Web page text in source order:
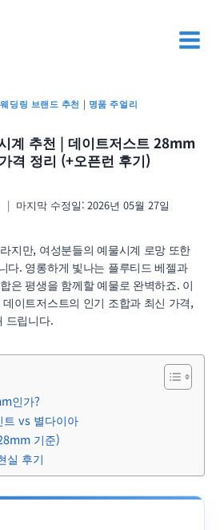
딩링 브랜드 추천 | 명품 주얼리
계 추천 | 데이트저스트 28mm
격 정리 (+오픈런 후기)
마지막 수정일: 2026년 05월 27일
지만, 여성분들의 예물시계 로망 또한
다. 영롱하게 빛나는 플루티드 베젤과
은 평생을 함께할 예물로 완벽하죠. 이
이트저스트의 인기 조합과 최신 가격,
드립니다.
인가?
트 vs 별다이아
기준)
실 후기